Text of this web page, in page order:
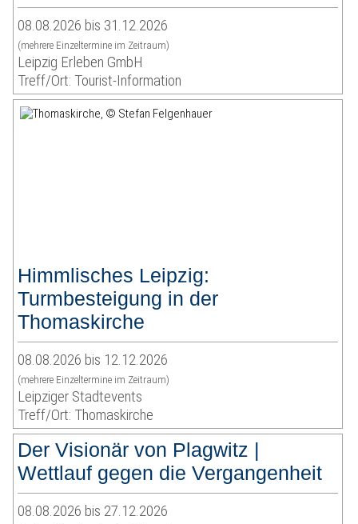
08.08.2026 bis 31.12.2026
(mehrere Einzeltermine im Zeitraum)
Leipzig Erleben GmbH
Treff/Ort: Tourist-Information
Himmlisches Leipzig:
Turmbesteigung in der
Thomaskirche
08.08.2026 bis 12.12.2026
(mehrere Einzeltermine im Zeitraum)
Leipziger Stadtevents
Treff/Ort: Thomaskirche
Der Visionär von Plagwitz |
Wettlauf gegen die Vergangenheit
08.08.2026 bis 27.12.2026